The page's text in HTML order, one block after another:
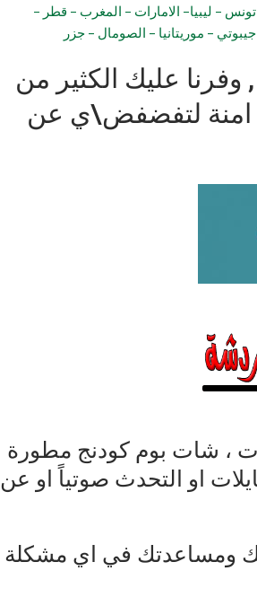
– ليبيا– الامارات – المغرب – قطر –
– موريتانيا – الصومال – جزر
عليك الكثير من
امنة لتفضفض\ي عن
، شات بوم كودنج مطورة
او التحدث صوتياً او عن
ومساعدتك في اي مشكلة